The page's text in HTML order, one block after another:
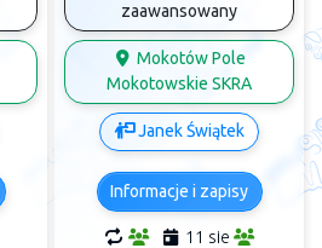
zaawansowany
Mokotów Pole
Mokotowskie SKRA
Janek Świątek
Informacje i zapisy
11 sie